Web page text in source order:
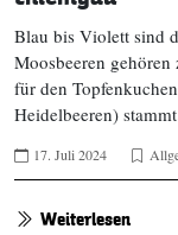
Blau bis Violett sind
Moosbeeren
für den
Heidelbeeren)
17. Juli 2024
Weiterlesen